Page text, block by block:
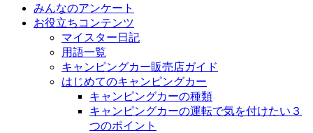
みんなのアンケート
お役立ちコンテンツ
マイスター日記
用語一覧
キャンピングカー販売店ガイド
はじめてのキャンピングカー
キャンピングカーの種類
キャンピングカーの運転で気を付けたい３
つのポイント